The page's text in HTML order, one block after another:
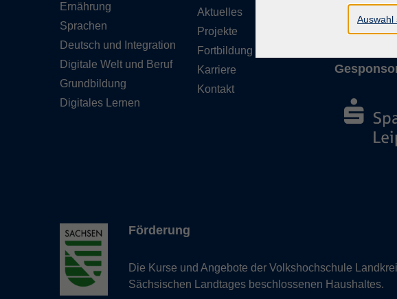
Ernährung
Sprachen
Deutsch und Integration
Digitale Welt und Beruf
Grundbildung
Digitales Lernen
Aktuelles
Projekte
Fortbildung
Karriere
Kontakt
Förderung
Die Kurse und Angebote der Volkshochschule
Sächsischen Landtages beschlossenen Haushaltes.
Auswahl